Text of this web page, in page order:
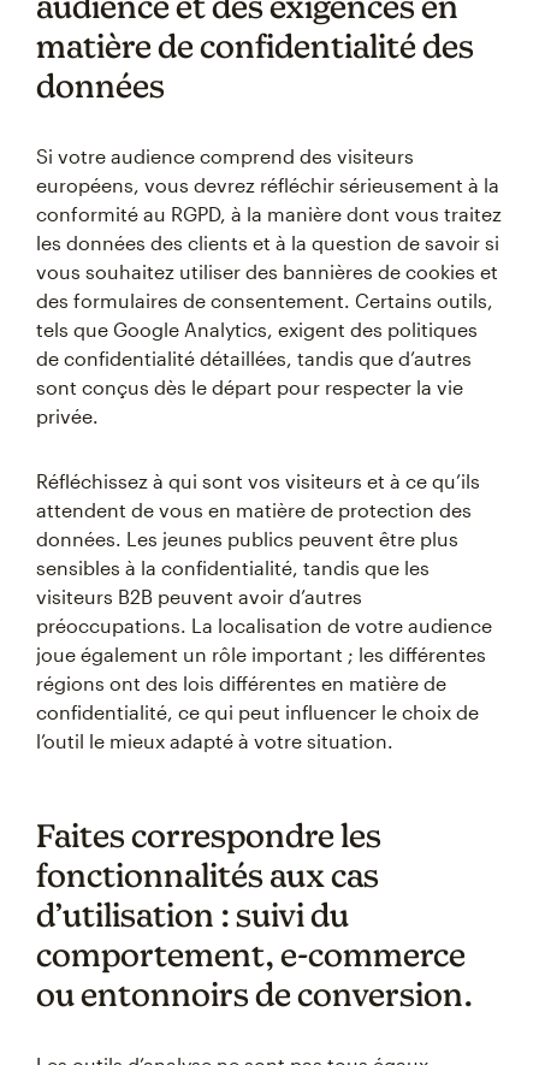
matière de confidentialité des
données
Si votre audience comprend des visiteurs
européens, vous devrez réfléchir sérieusement à la
conformité au RGPD, à la manière dont vous traitez
les données des clients et à la question de savoir si
vous souhaitez utiliser des bannières de cookies et
des formulaires de consentement. Certains outils,
tels que Google Analytics, exigent des politiques
de confidentialité détaillées, tandis que d’autres
sont conçus dès le départ pour respecter la vie
privée.
Réfléchissez à qui sont vos visiteurs et à ce qu’ils
attendent de vous en matière de protection des
données. Les jeunes publics peuvent être plus
sensibles à la confidentialité, tandis que les
visiteurs B2B peuvent avoir d’autres
préoccupations. La localisation de votre audience
joue également un rôle important ; les différentes
régions ont des lois différentes en matière de
confidentialité, ce qui peut influencer le choix de
l’outil le mieux adapté à votre situation.
Faites correspondre les
fonctionnalités aux cas
d’utilisation : suivi du
comportement, e-commerce
ou entonnoirs de conversion.